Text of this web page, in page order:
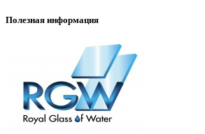
Полезная информация